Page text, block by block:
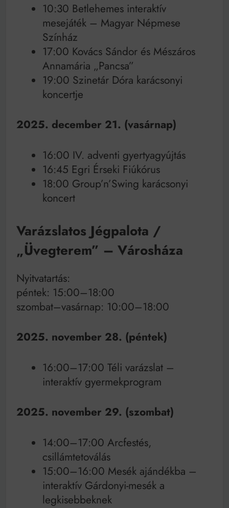
10:30 Betlehemes interaktív
mesejáték – Magyar Népmese
Színház
17:00 Kovács Sándor és Mészáros
Annamária „Pancsa”
19:00 Szinetár Dóra karácsonyi
koncertje
2025. december 21. (vasárnap)
16:00 IV. adventi gyertyagyújtás
16:45 Egri Érseki Fiúkórus
18:00 Group’n’Swing karácsonyi
koncert
Varázslatos Jégpalota /
„Üvegterem” – Városháza
Nyitvatartás:
péntek: 15:00–18:00
szombat–vasárnap: 10:00–18:00
2025. november 28. (péntek)
16:00–17:00 Téli varázslat –
interaktív gyermekprogram
2025. november 29. (szombat)
14:00–17:00 Arcfestés,
csillámtetoválás
15:00–16:00 Mesék ajándékba –
interaktív Gárdonyi-mesék a
legkisebbeknek